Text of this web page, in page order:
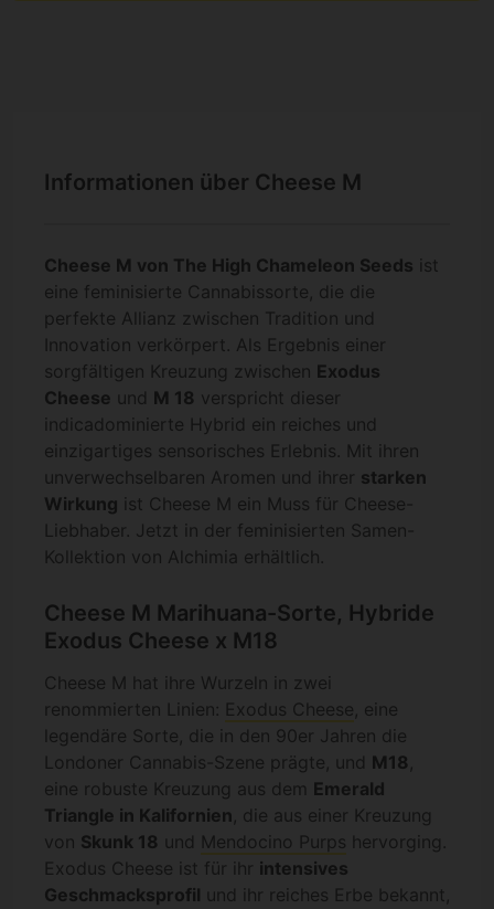
Informationen über Cheese M
Cheese M von The High Chameleon Seeds ist
eine feminisierte Cannabissorte, die die
perfekte Allianz zwischen Tradition und
Innovation verkörpert. Als Ergebnis einer
sorgfältigen Kreuzung zwischen Exodus
Cheese und M 18 verspricht dieser
indicadominierte Hybrid ein reiches und
einzigartiges sensorisches Erlebnis. Mit ihren
unverwechselbaren Aromen und ihrer starken
Wirkung ist Cheese M ein Muss für Cheese-
Liebhaber. Jetzt in der feminisierten Samen-
Kollektion von Alchimia erhältlich.
Cheese M Marihuana-Sorte, Hybride
Exodus Cheese x M18
Cheese M hat ihre Wurzeln in zwei
renommierten Linien: Exodus Cheese, eine
legendäre Sorte, die in den 90er Jahren die
Londoner Cannabis-Szene prägte, und M18 ,
eine robuste Kreuzung aus dem Emerald
Triangle in Kalifornien, die aus einer Kreuzung
von Skunk 18 und Mendocino Purps hervorging.
Exodus Cheese ist für ihr intensives
Geschmacksprofil und ihr reiches Erbe bekannt,